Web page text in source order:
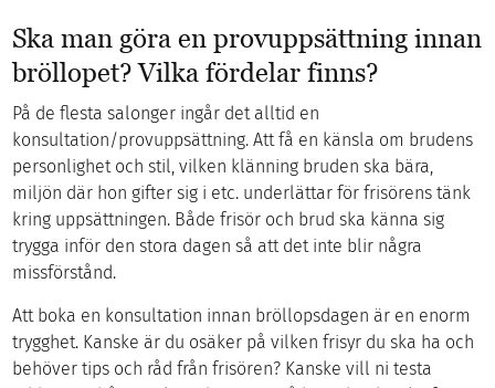
Ska man göra en provuppsättning innan
bröllopet? Vilka fördelar finns?
På de flesta salonger ingår det alltid en
konsultation/provuppsättning. Att få en känsla om brudens
personlighet och stil, vilken klänning bruden ska bära,
miljön där hon gifter sig i etc. underlättar för frisörens tänk
kring uppsättningen. Både frisör och brud ska känna sig
trygga inför den stora dagen så att det inte blir några
missförstånd.
Att boka en konsultation innan bröllopsdagen är en enorm
trygghet. Kanske är du osäker på vilken frisyr du ska ha och
behöver tips och råd från frisören? Kanske vill ni testa